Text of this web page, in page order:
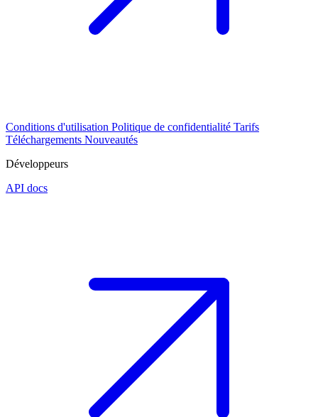
Conditions d'utilisation Politique de confidentialité Tarifs
Téléchargements Nouveautés
Développeurs
API docs